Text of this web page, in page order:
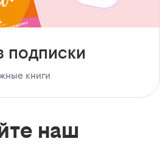
подписки
книги
наш